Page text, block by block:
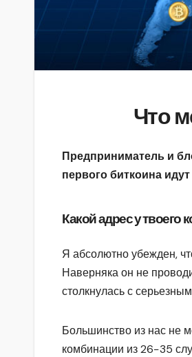
Что
Предприниматель и
первого биткоина
Какой адрес у твоего
Я абсолютно убежден,
Наверняка он не
столкнулась с
Большинство из нас не
комбинации из 26−35